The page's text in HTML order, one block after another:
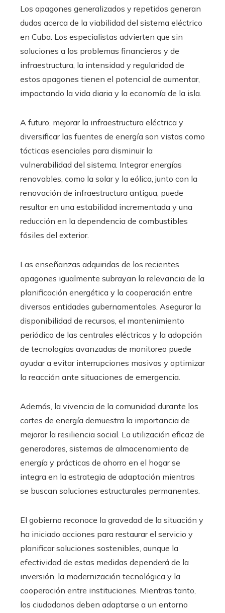
Los apagones generalizados y repetidos generan
dudas acerca de la viabilidad del sistema eléctrico
en Cuba. Los especialistas advierten que sin
soluciones a los problemas financieros y de
infraestructura, la intensidad y regularidad de
estos apagones tienen el potencial de aumentar,
impactando la vida diaria y la economía de la isla.
A futuro, mejorar la infraestructura eléctrica y
diversificar las fuentes de energía son vistas como
tácticas esenciales para disminuir la
vulnerabilidad del sistema. Integrar energías
renovables, como la solar y la eólica, junto con la
renovación de infraestructura antigua, puede
resultar en una estabilidad incrementada y una
reducción en la dependencia de combustibles
fósiles del exterior.
Las enseñanzas adquiridas de los recientes
apagones igualmente subrayan la relevancia de la
planificación energética y la cooperación entre
diversas entidades gubernamentales. Asegurar la
disponibilidad de recursos, el mantenimiento
periódico de las centrales eléctricas y la adopción
de tecnologías avanzadas de monitoreo puede
ayudar a evitar interrupciones masivas y optimizar
la reacción ante situaciones de emergencia.
Además, la vivencia de la comunidad durante los
cortes de energía demuestra la importancia de
mejorar la resiliencia social. La utilización eficaz de
generadores, sistemas de almacenamiento de
energía y prácticas de ahorro en el hogar se
integra en la estrategia de adaptación mientras
se buscan soluciones estructurales permanentes.
El gobierno reconoce la gravedad de la situación y
ha iniciado acciones para restaurar el servicio y
planificar soluciones sostenibles, aunque la
efectividad de estas medidas dependerá de la
inversión, la modernización tecnológica y la
cooperación entre instituciones. Mientras tanto,
los ciudadanos deben adaptarse a un entorno